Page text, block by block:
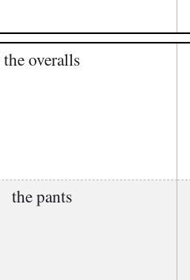
the overalls
the pants